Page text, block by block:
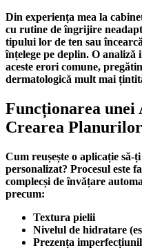
Din experiența mea la
cu rutine de îngrijire
tipului lor de ten sau
înțelege pe deplin. O
aceste erori comune,
dermatologică mult mai
Funcționarea
Crearea
Cum reușește o aplicație să-
personalizat? Procesul este
complecși de învățare
precum:
Textura pielii
Nivelul de hidratare
Prezența